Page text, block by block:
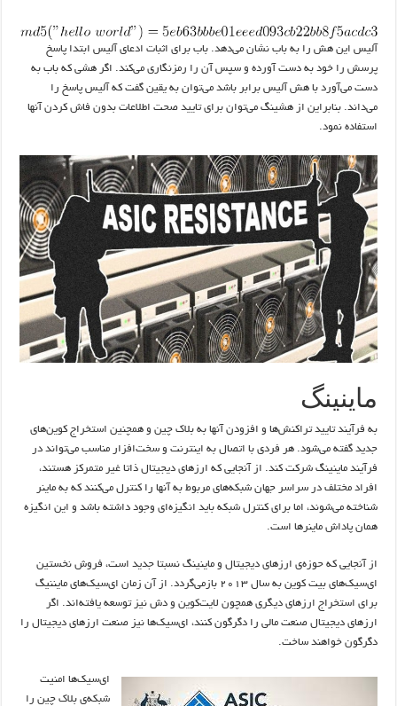
آلیس این هش را به باب نشان می‌دهد. باب برای اثبات ادعای آلیس ابتدا پاسخ
پرسش را خود به دست آورده و سپس آن را رمزنگاری می‌کند. اگر هشی که باب به
دست می‌آورد با هش آلیس برابر باشد می‌توان به یقین گفت که آلیس پاسخ را
می‌داند. بنابراین از هشینگ می‌توان برای تایید صحت اطلاعات بدون فاش کردن آنها
استفاده نمود.
ماینینگ
به فرآیند تایید تراکنش‌ها و افزودن آنها به بلاک چین و همچنین استخراج کوین‌های
جدید گفته می‌شود. هر فردی با اتصال به اینترنت و سخت‌افزار مناسب می‌تواند در
فرآیند ماینینگ شرکت کند. از آنجایی که ارزهای دیجیتال ذاتا غیر متمرکز هستند،
افراد مختلف در سراسر جهان شبکه‌های مربوط به آنها را کنترل می‌کنند که به ماینر
شناخته می‌شوند، اما برای کنترل شبکه باید انگیزه‌ای وجود داشته باشد و این انگیزه
همان پاداش ماینرها است.
از آنجایی که حوزه‌ی ارزهای دیجیتال و ماینینگ نسبتا جدید است، فروش نخستین
ای‌سیک‌های بیت کوین به سال ۲۰۱۳ بازمی‌گردد. از آن زمان ای‌سیک‌های مایننیگ
برای استخراج ارزهای دیگری همچون لایت‌کوین و دش نیز توسعه یافته‌اند. اگر
ارزهای دیجیتال صنعت مالی را دگرگون کنند، ای‌سیک‌ها نیز صنعت ارزهای دیجیتال را
دگرگون خواهند ساخت.
ای‌سیک‌ها امنیت
شبکه‌ی بلاک چین را